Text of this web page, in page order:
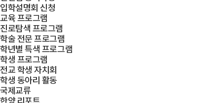
입학설명회 신청
교육 프로그램
진로탐색 프로그램
학술 전문 프로그램
학년별 특색 프로그램
학생 프로그램
전교 학생 자치회
학생 동아리 활동
국제교류
한양 리포트